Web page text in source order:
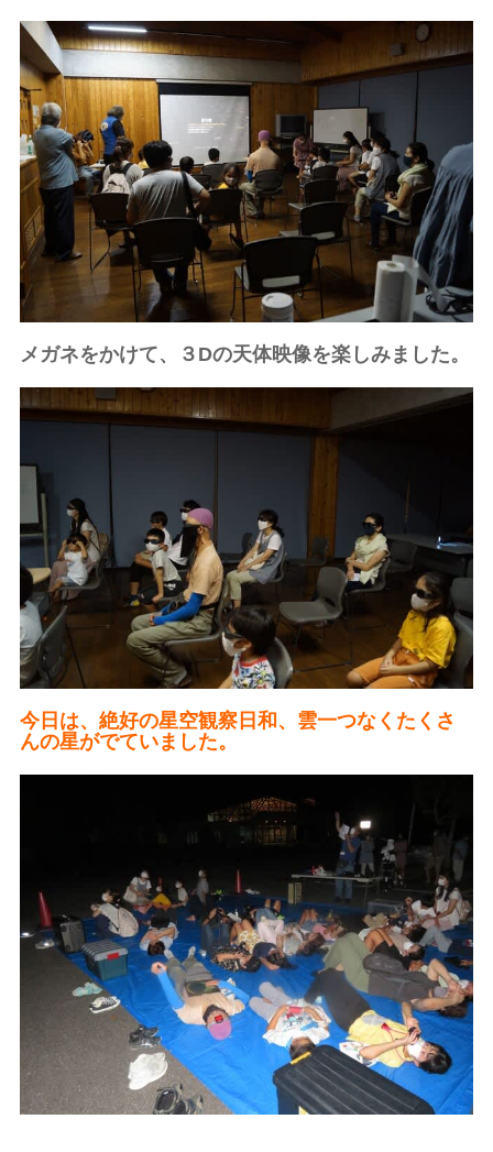
メガネをかけて、３Dの天体映像を楽しみました。
今日は、絶好の星空観察日和、雲一つなくたくさ
んの星がでていました。